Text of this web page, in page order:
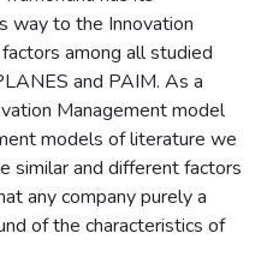
way to the Innovation
among all studied
and PAIM. As a
Management model
models of literature we
similar and different factors
any company purely a
of the characteristics of